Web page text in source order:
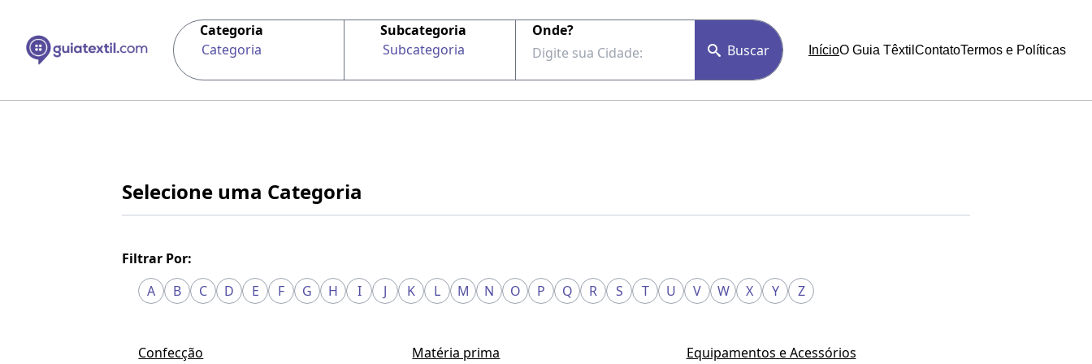
Categoria
Categoria
Subcategoria
Subcategoria
Onde?
Buscar
InícioO Guia Têxtil ContatoTermos e Políticas
Selecione uma Categoria
Filtrar Por:
A
B C D E F G H I J K L M N O P Q R S T U V W X Y Z
Confecção Matéria prima
Equipamentos e Acessórios